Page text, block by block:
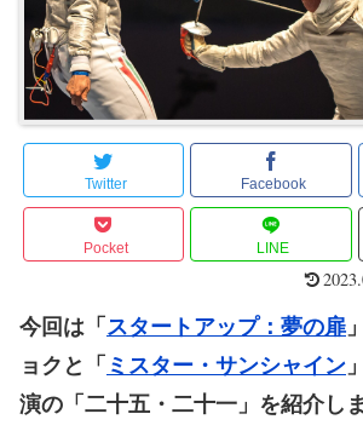
Twitter Facebook
Pocket LINE
今回は「 スタートアップ：夢の扉
ョクと「 ミスター・サンシャイン
演の「二十五・二十一」を紹介しま